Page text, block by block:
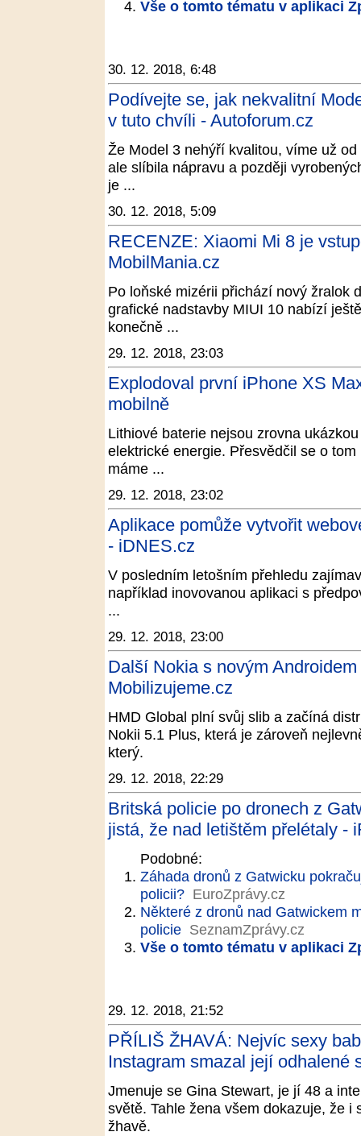
Vše o tomto tématu v aplikaci
30. 12. 2018, 6:48
Podívejte se, jak nekvalitní
v tuto chvíli - Autoforum.cz
Že Model 3 nehýří kvalitou, víme už
ale slíbila nápravu a později
je ...
30. 12. 2018, 5:09
RECENZE: Xiaomi Mi 8 je
MobilMania.cz
Po loňské mizérii přichází nový žralok
grafické nadstavby MIUI 10 nabízí
konečně ...
29. 12. 2018, 23:03
Explodoval první iPhone XS
mobilně
Lithiové baterie nejsou zrovna
elektrické energie. Přesvědčil se o
máme ...
29. 12. 2018, 23:02
Aplikace pomůže vytvořit
- iDNES.cz
V posledním letošním přehledu
například inovovanou aplikaci s
...
29. 12. 2018, 23:00
Další Nokia s novým
Mobilizujeme.cz
HMD Global plní svůj slib a začíná
Nokii 5.1 Plus, která je zároveň
který.
29. 12. 2018, 22:29
Britská policie po dronech z
jistá, že nad letištěm přelétaly -
Podobné:
Záhada dronů z Gatwicku
policii? EuroZprávy.cz
Některé z dronů nad Gatwickem
policie SeznamZprávy.cz
Vše o tomto tématu v aplikaci
29. 12. 2018, 21:52
PŘÍLIŠ ŽHAVÁ: Nejvíc sexy
Instagram smazal její odhalené
Jmenuje se Gina Stewart, je jí 48 a
světě. Tahle žena všem dokazuje, že
žhavě.